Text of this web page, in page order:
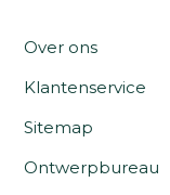
Over ons
Klantenservice
Sitemap
Ontwerpbureau